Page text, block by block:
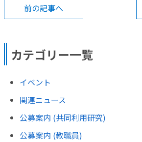
カテゴリー一覧
イベント
関連ニュース
公募案内 (共同利用研究)
公募案内 (教職員)
前の記事へ